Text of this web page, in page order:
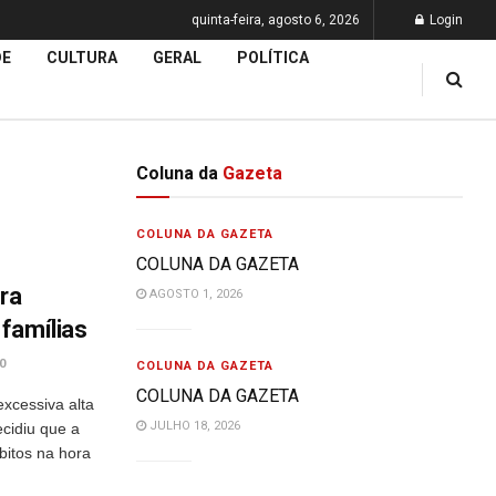
quinta-feira, agosto 6, 2026 Login
CULTURA GERAL POLÍTICA
alta
que a
na hora
Coluna da Gazeta
COLUNA DA GAZETA
COLUNA DA GAZETA
AGOSTO 1, 2026
COLUNA DA GAZETA
COLUNA DA GAZETA
JULHO 18, 2026